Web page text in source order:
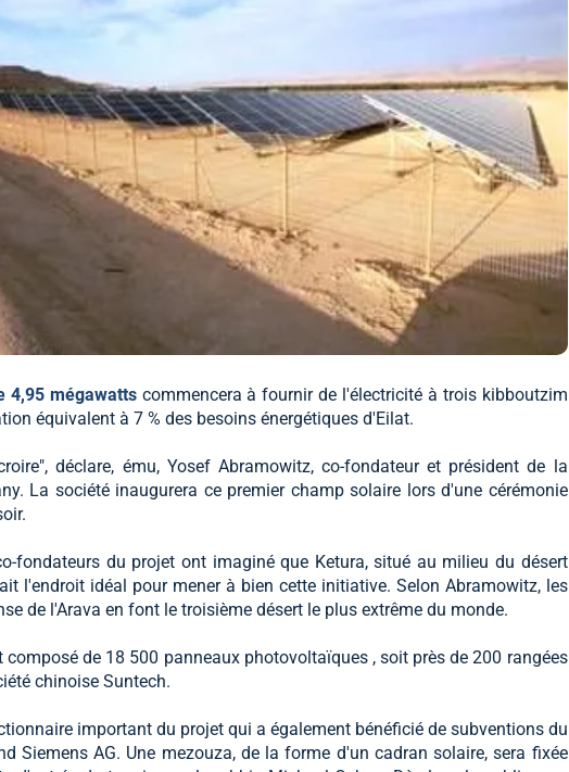
4,95 mégawatts commencera à fournir de l'électricité à trois kibboutzim
équivalent à 7 % des besoins énergétiques d'Eilat.
déclare, ému, Yosef Abramowitz, co-fondateur et président de la
La société inaugurera ce premier champ solaire lors d'une cérémonie
fondateurs du projet ont imaginé que Ketura, situé au milieu du désert
l'endroit idéal pour mener à bien cette initiative. Selon Abramowitz, les
de l'Arava en font le troisième désert le plus extrême du monde.
composé de 18 500 panneaux photovoltaïques , soit près de 200 rangées
chinoise Suntech.
important du projet qui a également bénéficié de subventions du
Siemens AG. Une mezouza, de la forme d'un cadran solaire, sera fixée